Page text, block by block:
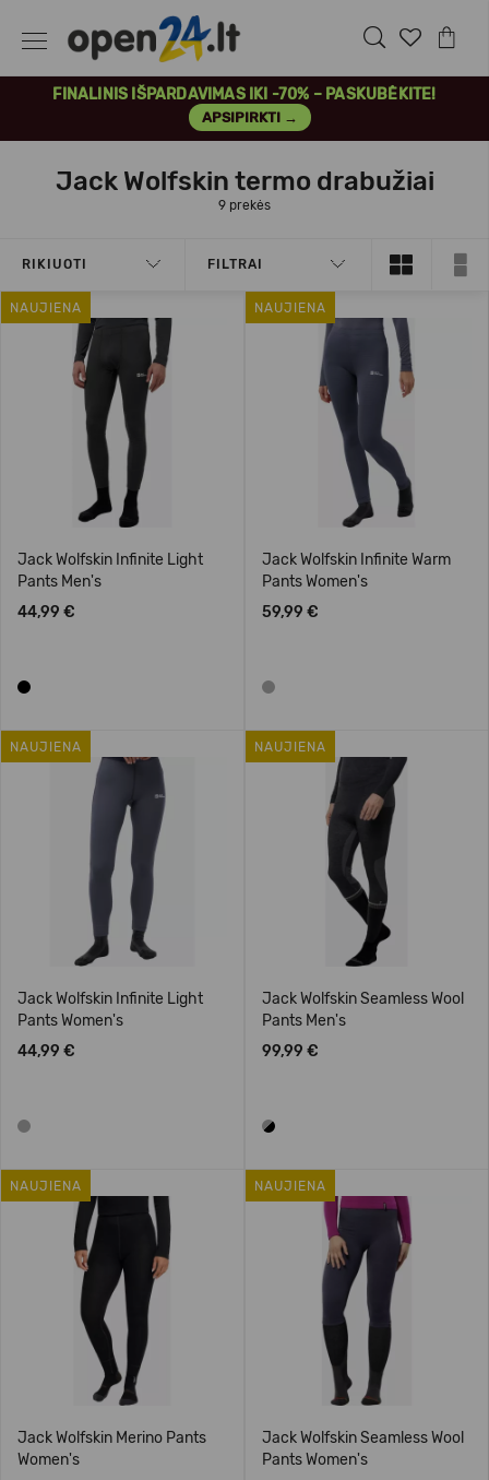
FINALINIS IŠPARDAVIMAS IKI -70% – PASKUBĖKITE!
APSIPIRKTI →
Jack Wolfskin termo drabužiai
9 prekės
RIKIUOTI FILTRAI
NAUJIENA
Jack Wolfskin Infinite Light
Pants Men's
44,99 €
NAUJIENA
Jack Wolfskin Infinite Warm
Pants Women's
59,99 €
NAUJIENA
Jack Wolfskin Infinite Light
Pants Women's
44,99 €
NAUJIENA
Jack Wolfskin Seamless Wool
Pants Men's
99,99 €
NAUJIENA
Jack Wolfskin Merino Pants
Women's
NAUJIENA
Jack Wolfskin Seamless Wool
Pants Women's